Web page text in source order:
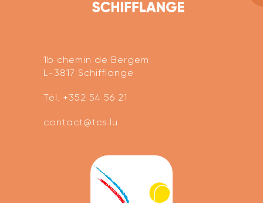
1b chemin de Bergem
L-3817 Schifflange
Tél. +352 54 56 21
contact@tcs.lu